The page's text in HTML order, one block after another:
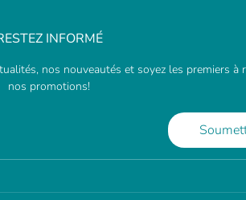
INFORMÉ
nos nouveautés et soyez les premiers à
nos promotions!